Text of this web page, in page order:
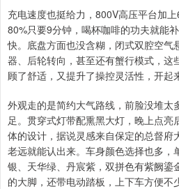
充电速度也挺给力，800V高压平台加
80%只要9分钟，喝杯咖啡的功夫就能
快。底盘方面也没含糊，闭式双腔空气
器、后轮转向，甚至还有蟹行模式，这
顾了舒适，又提升了操控灵活性，开起
外观走的是简约大气路线，前脸没堆太
足。贯穿式灯带配熏黑大灯，晚上点亮
体的设计，据说灵感来自保定的总督府
老远就能认出来。车身颜色选择也多，
银、天华绿、丹宸紫，双拼色有紫阙鎏
的大脚，还带电动踏板，上下车方便不少